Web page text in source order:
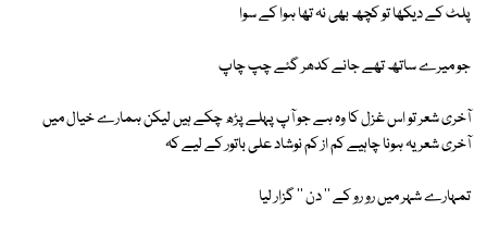
پلٹ کے دیکھا تو کچھ بھی نہ تھا ہوا کے سوا
جو میرے ساتھ تھے جانے کدھر گئے چپ چاپ
آخری شعر تو اس غزل کا وہ ہے جو آپ پہلے پڑھ چکے ہیں لیکن ہمارے خیال میں
آخری شعر یہ ہونا چاہیے کم از کم نوشاد علی باتور کے لیے کہ
تمہارے شہر میں رو رو کے '' دن '' گزار لیا